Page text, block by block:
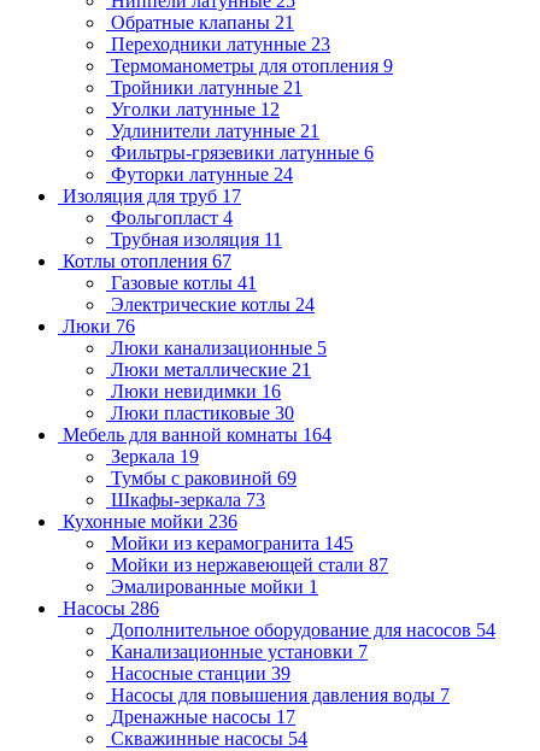
Обратные клапаны 21
Переходники латунные 23
Термоманометры для отопления 9
Тройники латунные 21
Уголки латунные 12
Удлинители латунные 21
Фильтры-грязевики латунные 6
Футорки латунные 24
Изоляция для труб 17
Фольгопласт 4
Трубная изоляция 11
Котлы отопления 67
Газовые котлы 41
Электрические котлы 24
Люки 76
Люки канализационные 5
Люки металлические 21
Люки невидимки 16
Люки пластиковые 30
Мебель для ванной комнаты 164
Зеркала 19
Тумбы с раковиной 69
Шкафы-зеркала 73
Кухонные мойки 236
Мойки из керамогранита 145
Мойки из нержавеющей стали 87
Эмалированные мойки 1
Насосы 286
Дополнительное оборудование для насосов 54
Канализационные установки 7
Насосные станции 39
Насосы для повышения давления воды 7
Дренажные насосы 17
Скважинные насосы 54